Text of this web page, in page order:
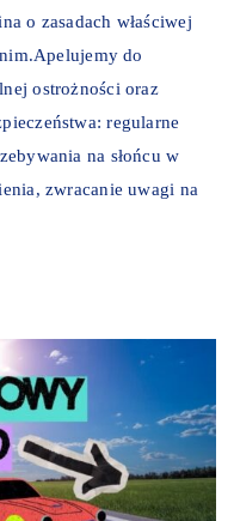
o zasadach właściwej
do
ostrożności oraz
regularne
na słońcu w
zwracanie uwagi na